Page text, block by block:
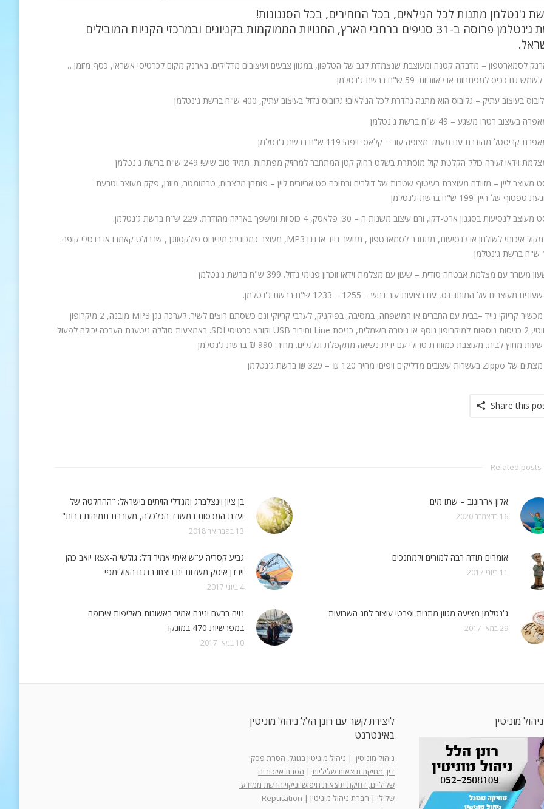
ג'נטלמן מתנות לכל הגילאים, בכל המחירים, בכל הסגנונות!
רשת ג'נטלמן פרוסה ב-31 סניפים ברחבי הארץ, החנויות הממוקמות בקניונים ובמרכזי הקניות המובילים
גם ככיס למפתחות או לאוזניות. 59 ש"ח ברשת ג'נטלמן.
של היין. 199 ש"ח ברשת ג'נטלמן
8. רמקול איכותי לשולחן או לנסיעות, מתחבר לסמארטפון , מחשב נייד או נגן MP3, מעוצב כמכונית: מיניבוס פולקסווגן , שברולט קאמרו או בנטלי קופה.
11. מכשיר קריוקי נייד –בבית עם החברים או המשפחה, במסיבה, בפיקניק, לערבי קריוקי וגם כשסתם רוצים לשיר. לערכה נגן MP3 מובנה, 2 מיקרופון
אלחוטי, 2 כניסות נוספות למיקרופון נוסף או גיטרה חשמלית, כניסת Line וחיבור USB וקורא כרטיסי SDI. באמצעות סוללה ניטענת הערכה יכולה לפעול
Share this
Related posts
אלון אהרונוב – שתו מים
16 בדצמבר 2020
בן ציון וינצלברג ומגדלי הזיתים בישראל: "ההחלטה של
ועדת המכסות במשרד הכלכלה, מעוררת תמיהות רבות"
13 בפברואר 2018
אומרים תודה רבה למורים ולמחנכים
11 ביוני 2017
גביע קסריה ע"ש איתי אמיר ז"ל: גולשי ה-RSX יואב כהן
וירדן איסק משדות ים ניצחו בדגם האולימפי
4 ביוני 2017
ג'נטלמן מציעה מגוון מתנות ופרטי עיצוב לחג השבועות
29 במאי 2017
נויה ברעם ונינה אמיר ראשונות באליפות אירופה
במפרשיות 470 במונקו
10 במאי 2017
מוניטין
ליצירת קשר עם רונן הלל ניהול מוניטין
באינטרנט
ניהול מוניטין | ניהול מוניטין בגוגל, הסרת פסקי
דין, מחיקת תוצאות שליליות | הסרת איזכורים
שליליים, דחיקת תוצאות חיפוש וניקוי הרשת ממידע
שלילי | חברת ניהול מוניטין |
Reputation